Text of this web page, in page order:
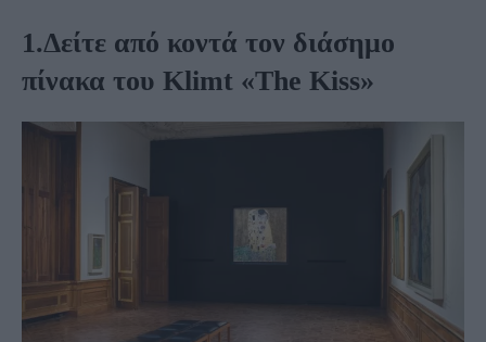
1.Δείτε από κοντά τον διάσημο
πίνακα του Klimt «The Kiss»